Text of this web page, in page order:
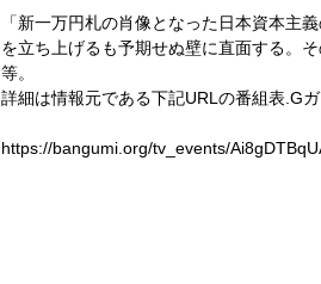
「新一万円札の肖像となった日本資本主
を立ち上げるも予期せぬ壁に直面する。
等。
詳細は情報元である下記URLの番組表.Gガ
https://bangumi.org/tv_events/